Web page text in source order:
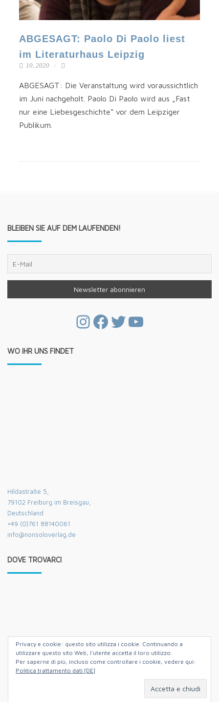
ABGESAGT: Paolo Di Paolo liest
im Literaturhaus Leipzig
10, 2020
ABGESAGT: Die Ver­an­stal­tung wird vor­aus­sicht­lich
im Juni nach­ge­holt. Pao­lo Di Pao­lo wird aus „Fast
nur eine Lie­bes­ge­schich­te“ vor dem Leip­zi­ger
Publikum.
BLEIBEN SIE AUF DEM LAUFENDEN!
Instagram
Facebook
Twitter
YouTube
WO IHR UNS FINDET
Hildastraße 5,
79102 Freiburg im Breisgau,
Deutschland
+49 (0)761 88140061
info@nonsoloverlag.de
DOVE TROVARCI
Privacy e cookie: questo sito utilizza i cookie. Continuando a
utilizzare questo sito Web, l'utente accetta il loro utilizzo.
Per saperne di più, incluso come controllare i cookie, vedere qui:
Politica trattamento dati [DE]